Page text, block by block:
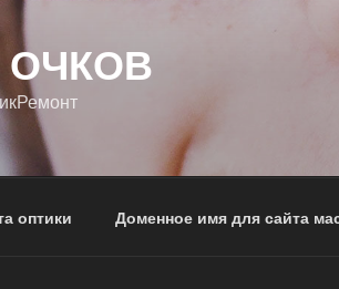
оптики Доменное имя для сайта